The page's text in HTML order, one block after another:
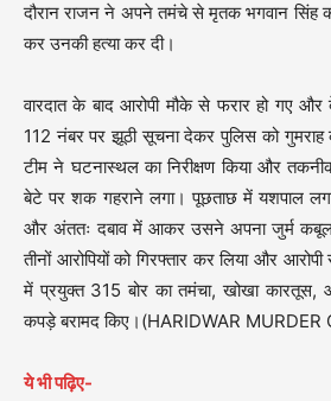
दौरान राजन ने अपने तमंचे से मृतक भगवान सिंह
कर उनकी हत्या कर दी।
वारदात के बाद आरोपी मौके से फरार हो गए
112 नंबर पर झूठी सूचना देकर पुलिस को
टीम ने घटनास्थल का निरीक्षण किया और
बेटे पर शक गहराने लगा। पूछताछ में यशपाल
और अंततः दबाव में आकर उसने अपना जुर्म
तीनों आरोपियों को गिरफ्तार कर लिया और
में प्रयुक्त 315 बोर का तमंचा, खोखा कारतूस,
कपड़े बरामद किए।(HARIDWAR MURDER
ये भी पढ़िए-